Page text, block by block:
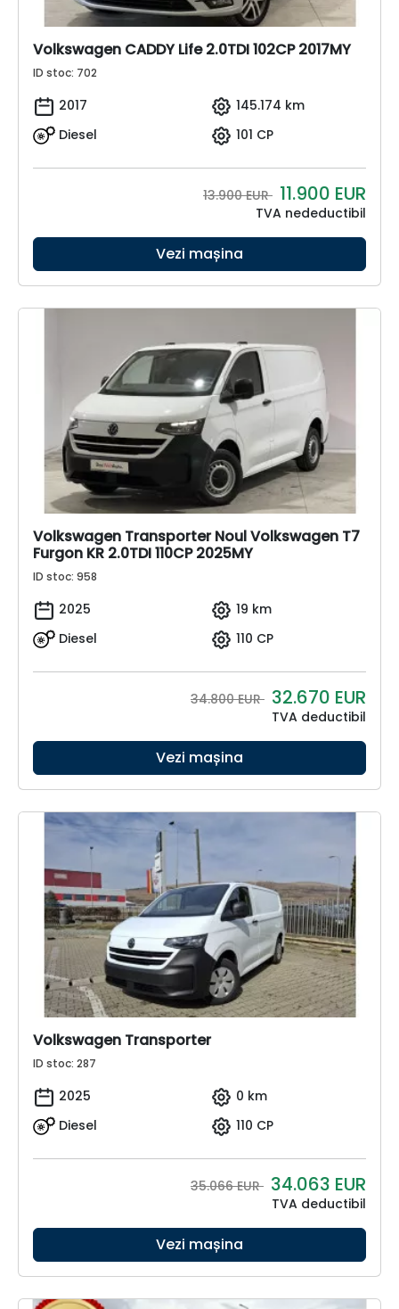
Volkswagen CADDY Life 2.0TDI 102CP 2017MY
ID stoc: 702
2017
145.174 km
Diesel
101 CP
13.900 EUR 11.900 EUR
TVA nedeductibil
Vezi mașina
Volkswagen Transporter Noul Volkswagen T7
Furgon KR 2.0TDI 110CP 2025MY
ID stoc: 958
2025
19 km
Diesel
110 CP
34.800 EUR 32.670 EUR
TVA deductibil
Vezi mașina
Volkswagen Transporter
ID stoc: 287
2025
0 km
Diesel
110 CP
35.066 EUR 34.063 EUR
TVA deductibil
Vezi mașina